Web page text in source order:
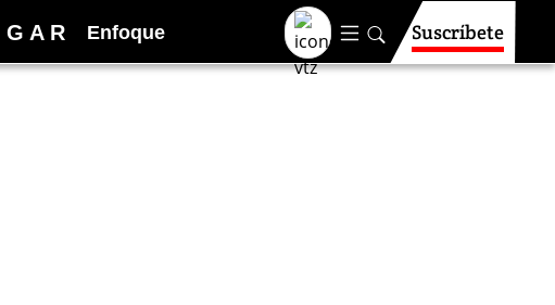
G A R Enfoque Suscríbete